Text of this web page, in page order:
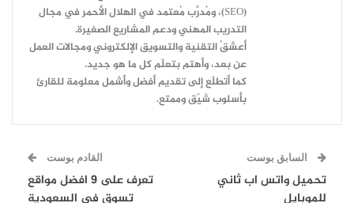
(SEO)، ومُدرِّب مُعتمد في الهلال الأحمر في مجال
التدريب المهني ودعم المشاريع الصغيرة.
أعشقُ التقنية والتسويق الإلكتروني ومجالات العمل
عن بعد، وأهتم بتعلّم كل ما هو جديد.
كما أتطلّع إلى تقديم أفضل وأشمل معلومة للقارئ
بأسلوب شيّق وممتع.
السابق بوست
تحميل واتس اب ثاني
للموبايل
القادم بوست
تعرف على 9 افضل مواقع
تسوق في السعودية